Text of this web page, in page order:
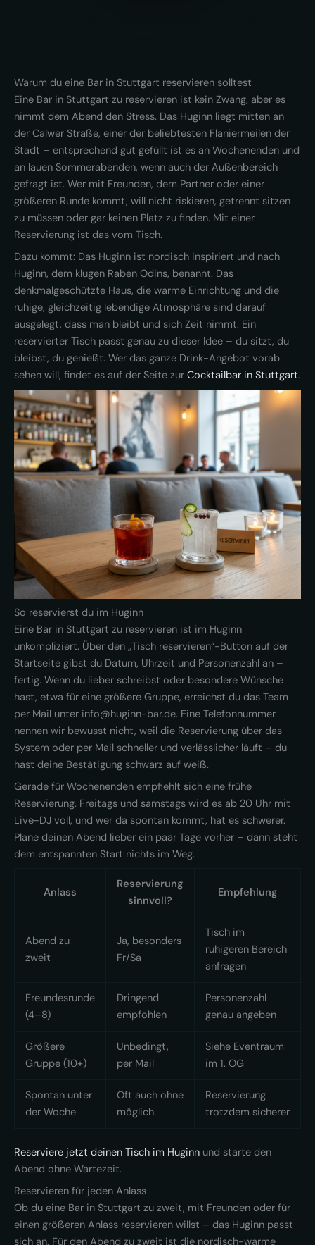
Warum du eine Bar in Stuttgart reservieren solltest
Eine Bar in Stuttgart zu reservieren ist kein Zwang, aber es
nimmt dem Abend den Stress. Das Huginn liegt mitten an
der Calwer Straße, einer der beliebtesten Flaniermeilen der
Stadt – entsprechend gut gefüllt ist es an Wochenenden und
an lauen Sommerabenden, wenn auch der Außenbereich
gefragt ist. Wer mit Freunden, dem Partner oder einer
größeren Runde kommt, will nicht riskieren, getrennt sitzen
zu müssen oder gar keinen Platz zu finden. Mit einer
Reservierung ist das vom Tisch.
Dazu kommt: Das Huginn ist nordisch inspiriert und nach
Huginn, dem klugen Raben Odins, benannt. Das
denkmalgeschützte Haus, die warme Einrichtung und die
ruhige, gleichzeitig lebendige Atmosphäre sind darauf
ausgelegt, dass man bleibt und sich Zeit nimmt. Ein
reservierter Tisch passt genau zu dieser Idee – du sitzt, du
bleibst, du genießt. Wer das ganze Drink-Angebot vorab
sehen will, findet es auf der Seite zur Cocktailbar in Stuttgart.
So reservierst du im Huginn
Eine Bar in Stuttgart zu reservieren ist im Huginn
unkompliziert. Über den „Tisch reservieren“-Button auf der
Startseite gibst du Datum, Uhrzeit und Personenzahl an –
fertig. Wenn du lieber schreibst oder besondere Wünsche
hast, etwa für eine größere Gruppe, erreichst du das Team
per Mail unter info@huginn-bar.de. Eine Telefonnummer
nennen wir bewusst nicht, weil die Reservierung über das
System oder per Mail schneller und verlässlicher läuft – du
hast deine Bestätigung schwarz auf weiß.
Gerade für Wochenenden empfiehlt sich eine frühe
Reservierung. Freitags und samstags wird es ab 20 Uhr mit
Live-DJ voll, und wer da spontan kommt, hat es schwerer.
Plane deinen Abend lieber ein paar Tage vorher – dann steht
dem entspannten Start nichts im Weg.
Anlass
Reservierung
sinnvoll?
Empfehlung
Abend zu
zweit
Ja, besonders
Fr/Sa
Tisch im
ruhigeren Bereich
anfragen
Freundesrunde
(4–8)
Dringend
empfohlen
Personenzahl
genau angeben
Größere
Gruppe (10+)
Unbedingt,
per Mail
Siehe Eventraum
im 1. OG
Spontan unter
der Woche
Oft auch ohne
möglich
Reservierung
trotzdem sicherer
Reserviere jetzt deinen Tisch im Huginn und starte den
Abend ohne Wartezeit.
Reservieren für jeden Anlass
Ob du eine Bar in Stuttgart zu zweit, mit Freunden oder für
einen größeren Anlass reservieren willst – das Huginn passt
sich an. Für den Abend zu zweit ist die nordisch-warme